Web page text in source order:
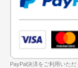
PayPal決済をご利用いた